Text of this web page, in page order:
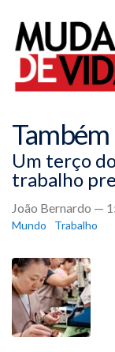
Também
Um terço
trabalho
João Bernardo —
Mundo Trabalho